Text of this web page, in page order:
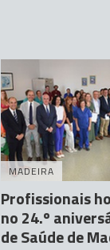
MADEIRA
Profissionais
no 24.º
de Saúde de